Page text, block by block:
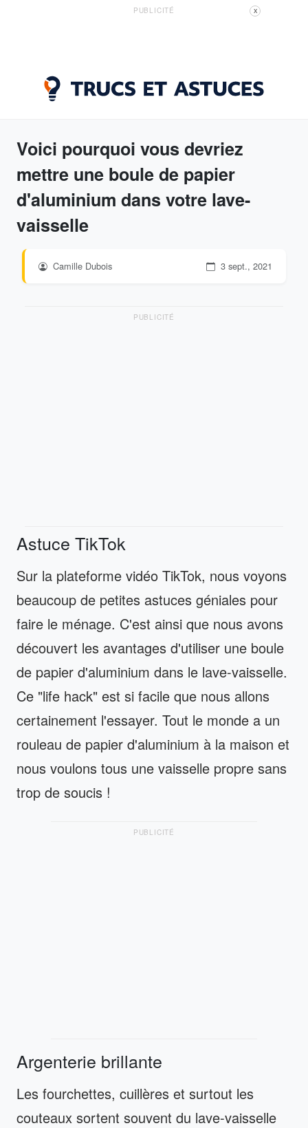
PUBLICITÉ X
Voici pourquoi vous devriez
mettre une boule de papier
d'aluminium dans votre lave-
vaisselle
Camille Dubois 3 sept., 2021
PUBLICITÉ
Astuce TikTok
Sur la plateforme vidéo TikTok, nous voyons
beaucoup de petites astuces géniales pour
faire le ménage. C'est ainsi que nous avons
découvert les avantages d'utiliser une boule
de papier d'aluminium dans le lave-vaisselle.
Ce "life hack" est si facile que nous allons
certainement l'essayer. Tout le monde a un
rouleau de papier d'aluminium à la maison et
nous voulons tous une vaisselle propre sans
trop de soucis !
PUBLICITÉ
Argenterie brillante
Les fourchettes, cuillères et surtout les
couteaux sortent souvent du lave-vaisselle